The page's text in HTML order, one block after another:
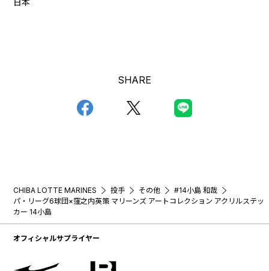
SHARE
CHIBA LOTTE MARINES 投手 その他
#14小島 和哉
パ・リーグ6球団×窪之内英策 マリーンズ アートコレクション アクリルステッ
カー 14小島
オフィシャルサプライヤー